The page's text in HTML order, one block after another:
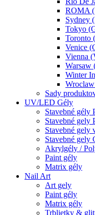
ROMA
Sydney
Tokyo
Toronto
Venice
Vienna
Warsaw
Winter
Sady
UV/LED Gély
Stavebné gély
Stavebné gely
Stavebné gely
Stavebné gely
Akrylgély /
Paint gély
Matrix gély
Nail Art
Art gely
Paint gély
Matrix gély
Trblietky &